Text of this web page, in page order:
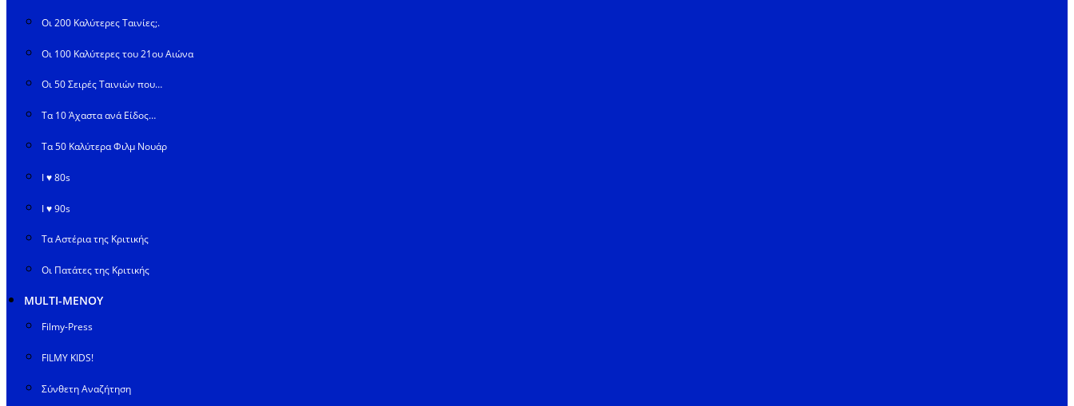
Οι 200 Καλύτερες Ταινίες;.
Οι 100 Καλύτερες του 21ου Αιώνα
Οι 50 Σειρές Ταινιών που…
Τα 10 Άχαστα ανά Είδος…
Τα 50 Καλύτερα Φιλμ Νουάρ
I ♥ 80s
I ♥ 90s
Τα Αστέρια της Κριτικής
Οι Πατάτες της Κριτικής
MULTI-ΜΕΝΟΥ
Filmy-Press
FILMY KIDS!
Σύνθετη Αναζήτηση